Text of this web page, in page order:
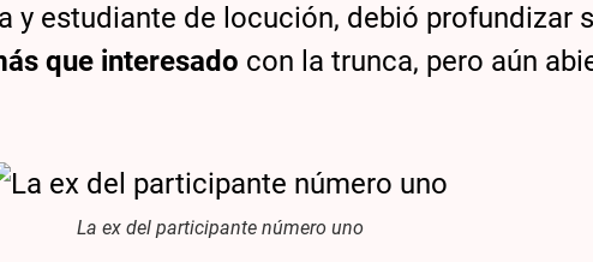
y estudiante de locución, debió profundizar
que interesado con la trunca, pero aún
La ex del participante número uno